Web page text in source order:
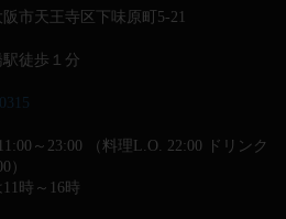
市天王寺区下味原町5-21
徒歩１分
～23:00 （料理L.O. 22:00 ドリンク
）
時～16時